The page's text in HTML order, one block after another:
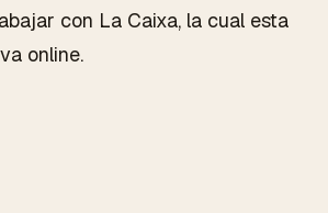
con La Caixa, la cual esta
online.